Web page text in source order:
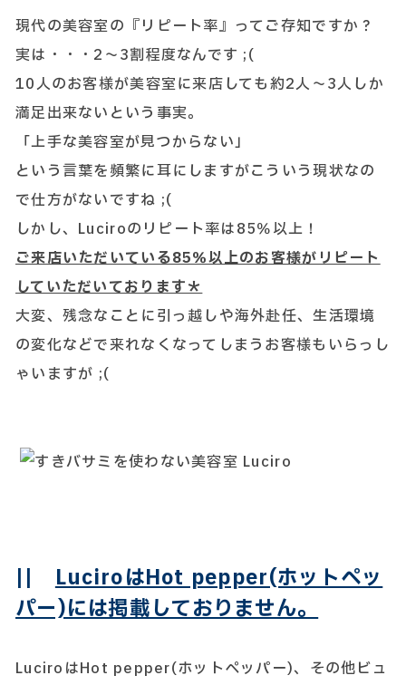
現代の美容室の『リピート率』ってご存知ですか？
実は・・・2～3割程度なんです ;(
10人のお客様が美容室に来店しても約2人～3人しか
満足出来ないという事実。
「上手な美容室が見つからない」
という言葉を頻繁に耳にしますがこういう現状なの
で仕方がないですね ;(
しかし、Luciroのリピート率は85％以上！
ご来店いただいている85％以上のお客様がリピート
していただいております＊
大変、残念なことに引っ越しや海外赴任、生活環境
の変化などで来れなくなってしまうお客様もいらっし
ゃいますが ;(
|| LuciroはHot pepper(ホットペッ
パー)には掲載しておりません。
LuciroはHot pepper(ホットペッパー)、その他ビュ